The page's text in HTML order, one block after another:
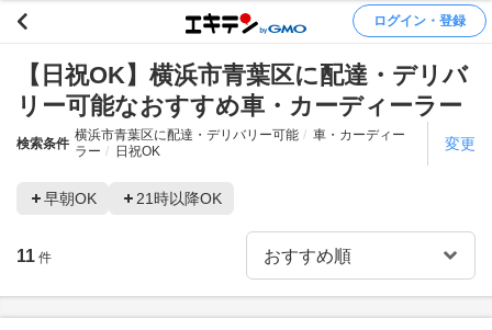
ログイン・登録
【日祝OK】横浜市青葉区に配達・デリバ
リー可能なおすすめ車・カーディーラー
検索条件
横浜市青葉区に配達・デリバリー可能
車・カーディー
ラー
日祝OK 変更
早朝OK 21時以降OK
11 件